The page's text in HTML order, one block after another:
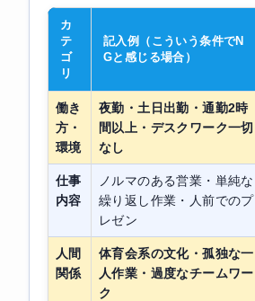
カ
テ
ゴ
リ
記入例（こういう条件でN
Gと感じる場合）
働き
方・
環境
夜勤・土日出勤・通勤2時
間以上・デスクワーク一切
なし
仕事
内容
ノルマのある営業・単純な
繰り返し作業・人前でのプ
レゼン
人間
関係
体育会系の文化・孤独な一
人作業・過度なチームワー
ク